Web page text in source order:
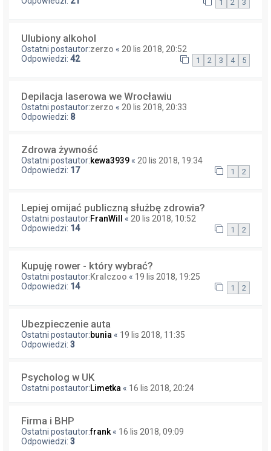
1 2 3
Ulubiony alkohol
Ostatni postautor:zerzo « 20 lis 2018, 20:52
Odpowiedzi: 42 1 2 3 4 5
Depilacja laserowa we Wrocławiu
Ostatni postautor:zerzo « 20 lis 2018, 20:33
Odpowiedzi: 8
Zdrowa żywność
Ostatni postautor:kewa3939 « 20 lis 2018, 19:34
Odpowiedzi: 17 1 2
Lepiej omijać publiczną służbę zdrowia?
Ostatni postautor:FranWill « 20 lis 2018, 10:52
Odpowiedzi: 14 1 2
Kupuję rower - który wybrać?
Ostatni postautor:Kralczoo « 19 lis 2018, 19:25
Odpowiedzi: 14 1 2
Ubezpieczenie auta
Ostatni postautor:bunia « 19 lis 2018, 11:35
Odpowiedzi: 3
Psycholog w UK
Ostatni postautor:Limetka « 16 lis 2018, 20:24
Firma i BHP
Ostatni postautor:frank « 16 lis 2018, 09:09
Odpowiedzi: 3